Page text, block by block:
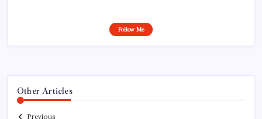
Follow Me
Other Articles
Previous